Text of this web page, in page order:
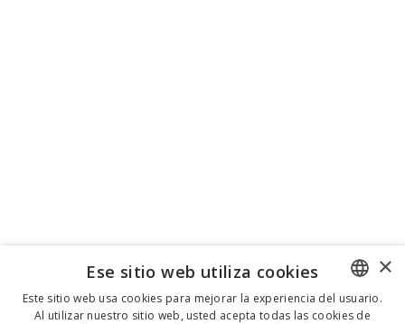
ENGLISH
×
Ese sitio web utiliza cookies
Este sitio web usa cookies para mejorar la experiencia del usuario.
Al utilizar nuestro sitio web, usted acepta todas las cookies de